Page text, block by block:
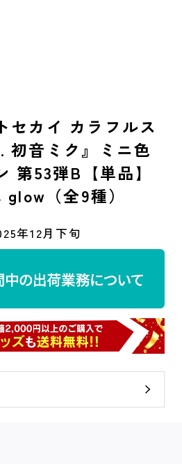
セカイ カラフルス
音ミク』ミニ色
第53弾B【単品】
（全9種）
年12月下旬